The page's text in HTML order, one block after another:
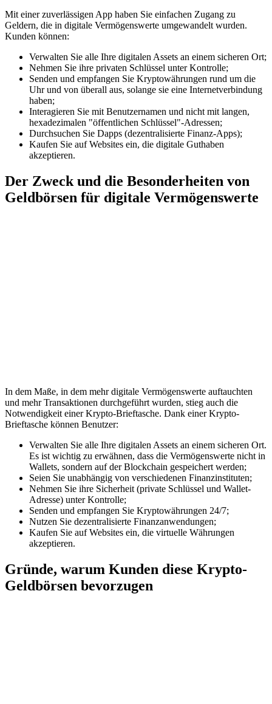
Mit einer zuverlässigen App haben Sie einfachen Zugang zu
Geldern, die in digitale Vermögenswerte umgewandelt wurden.
Kunden können:
Verwalten Sie alle Ihre digitalen Assets an einem sicheren Ort;
Nehmen Sie ihre privaten Schlüssel unter Kontrolle;
Senden und empfangen Sie Kryptowährungen rund um die
Uhr und von überall aus, solange sie eine Internetverbindung
haben;
Interagieren Sie mit Benutzernamen und nicht mit langen,
hexadezimalen "öffentlichen Schlüssel"-Adressen;
Durchsuchen Sie Dapps (dezentralisierte Finanz-Apps);
Kaufen Sie auf Websites ein, die digitale Guthaben
akzeptieren.
Der Zweck und die Besonderheiten von
Geldbörsen für digitale Vermögenswerte
In dem Maße, in dem mehr digitale Vermögenswerte auftauchten
und mehr Transaktionen durchgeführt wurden, stieg auch die
Notwendigkeit einer Krypto-Brieftasche. Dank einer Krypto-
Brieftasche können Benutzer:
Verwalten Sie alle Ihre digitalen Assets an einem sicheren Ort.
Es ist wichtig zu erwähnen, dass die Vermögenswerte nicht in
Wallets, sondern auf der Blockchain gespeichert werden;
Seien Sie unabhängig von verschiedenen Finanzinstituten;
Nehmen Sie ihre Sicherheit (private Schlüssel und Wallet-
Adresse) unter Kontrolle;
Senden und empfangen Sie Kryptowährungen 24/7;
Nutzen Sie dezentralisierte Finanzanwendungen;
Kaufen Sie auf Websites ein, die virtuelle Währungen
akzeptieren.
Gründe, warum Kunden diese Krypto-
Geldbörsen bevorzugen